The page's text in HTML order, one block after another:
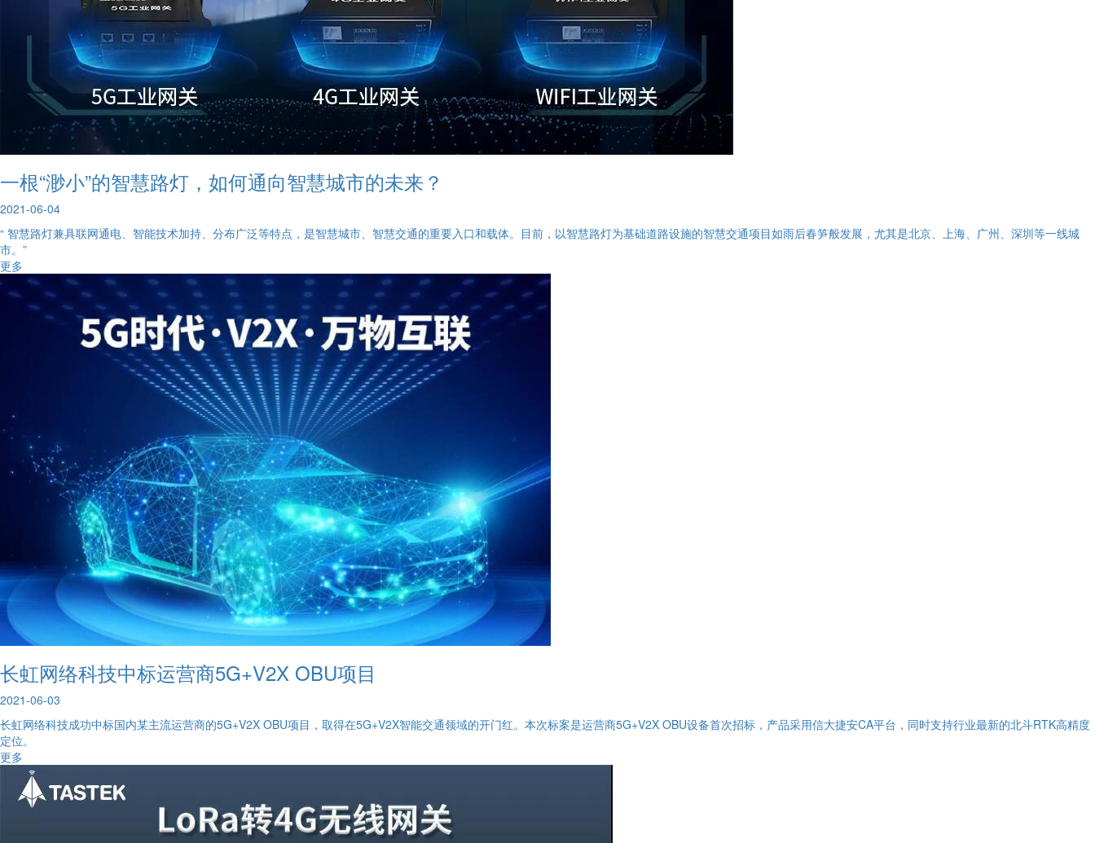
一根“渺小”的智慧路灯，如何通向智慧城市的未来？
2021-06-04
“ 智慧路灯兼具联网通电、智能技术加持、分布广泛等特点，是智慧城市、智慧交通的重要入口和载体。目前，以智慧路灯为基础道路设施的智慧交通项目如雨后春笋般发展，尤其是北京、上海、广州、深圳等一线城
市。”
更多
长虹网络科技中标运营商5G+V2X OBU项目
2021-06-03
长虹网络科技成功中标国内某主流运营商的5G+V2X OBU项目，取得在5G+V2X智能交通领域的开门红。本次标案是运营商5G+V2X OBU设备首次招标，产品采用信大捷安CA平台，同时支持行业最新的北斗RTK高精度
定位。
更多